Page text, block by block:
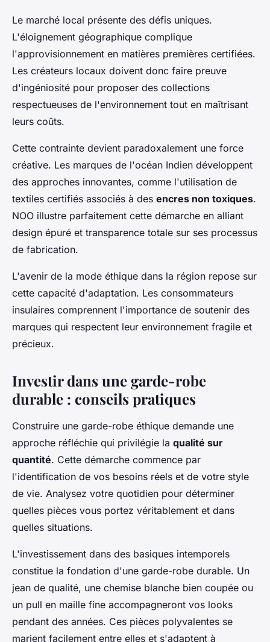
Le marché local présente des défis uniques.
L'éloignement géographique complique
l'approvisionnement en matières premières certifiées.
Les créateurs locaux doivent donc faire preuve
d'ingéniosité pour proposer des collections
respectueuses de l'environnement tout en maîtrisant
leurs coûts.
Cette contrainte devient paradoxalement une force
créative. Les marques de l'océan Indien développent
des approches innovantes, comme l'utilisation de
textiles certifiés associés à des encres non toxiques.
NOO illustre parfaitement cette démarche en alliant
design épuré et transparence totale sur ses processus
de fabrication.
L'avenir de la mode éthique dans la région repose sur
cette capacité d'adaptation. Les consommateurs
insulaires comprennent l'importance de soutenir des
marques qui respectent leur environnement fragile et
précieux.
Investir dans une garde-robe
durable : conseils pratiques
Construire une garde-robe éthique demande une
approche réfléchie qui privilégie la qualité sur
quantité. Cette démarche commence par
l'identification de vos besoins réels et de votre style
de vie. Analysez votre quotidien pour déterminer
quelles pièces vous portez véritablement et dans
quelles situations.
L'investissement dans des basiques intemporels
constitue la fondation d'une garde-robe durable. Un
jean de qualité, une chemise blanche bien coupée ou
un pull en maille fine accompagneront vos looks
pendant des années. Ces pièces polyvalentes se
marient facilement entre elles et s'adaptent à